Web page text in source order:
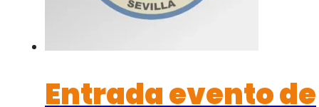
Entrada evento de